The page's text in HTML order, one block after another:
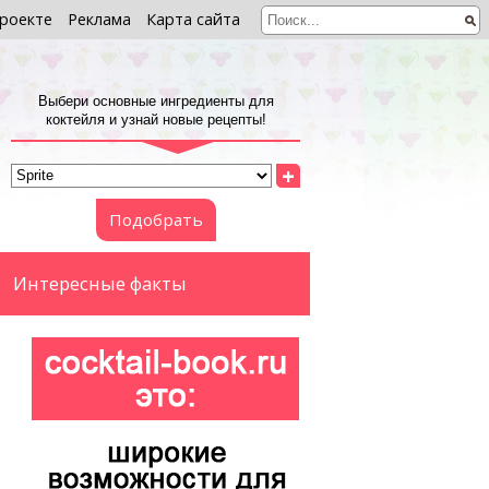
Реклама Карта сайта
Выбери основные ингредиенты для
коктейля и узнай новые рецепты!
+
Подобрать
Интересные факты